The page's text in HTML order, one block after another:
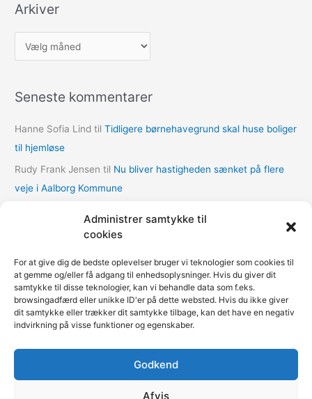
Administrer samtykke til
cookies
For at give dig de bedste oplevelser bruger vi teknologier som cookies til
at gemme og/eller få adgang til enhedsoplysninger. Hvis du giver dit
samtykke til disse teknologier, kan vi behandle data som f.eks.
browsingadfærd eller unikke ID'er på dette websted. Hvis du ikke giver
dit samtykke eller trækker dit samtykke tilbage, kan det have en negativ
indvirkning på visse funktioner og egenskaber.
Godkend
Afvis
Arkiver
r
i
e
r
Seneste kommentarer
Hanne Sofia Lind tilTidligere børnehavegrund skal huse boliger
til hjemløse
Rudy Frank Jensen til Nu bliver hastigheden sænket på flere
veje i Aalborg Kommune
udbygningsaftaler
Mariann Wie SvensontilSocialforvaltningen åbner COVID-
nødovernatning til hjemløse i Multihallen på Amager
Fokus på kommunerne | Copyright © 2020-2026